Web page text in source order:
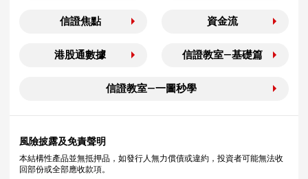
信證焦點 資金流
港股通數據 信證教室—基礎篇
信證教室—一圖秒學
風險披露及免責聲明
本結構性產品並無抵押品，如發行人無力償債或違約，投資者可能無法收
回部份或全部應收款項。